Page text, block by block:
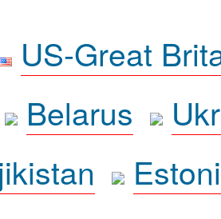
US-Great
Belarus